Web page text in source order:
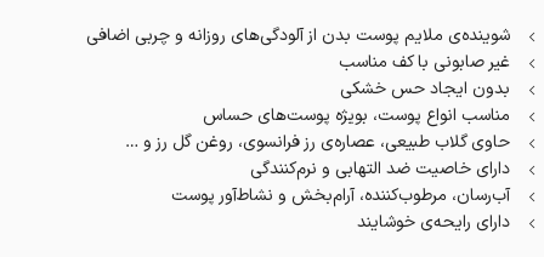
شوینده‌ی ملایم پوست بدن از آلودگی‌های روزانه و چربی اضافی
غیر صابونی با کف مناسب
بدون ایجاد حس خشکی
مناسب انواع پوست، بویژه پوست‌های حساس
حاوی‌ گلاب طبیعی، عصاره‌ی رز فرانسوی، روغن گل رز و …
دارای خاصیت ضد التهابی و نرم‌کنندگی
آب‌رسان، مرطوب‌کننده‌، آرام‌بخش و نشاط‌آور پوست
دارای رایحه‌ی خوشایند